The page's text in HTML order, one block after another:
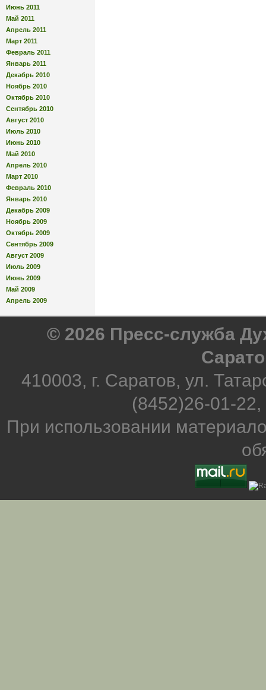
Июнь 2011
Май 2011
Апрель 2011
Март 2011
Февраль 2011
Январь 2011
Декабрь 2010
Ноябрь 2010
Октябрь 2010
Сентябрь 2010
Август 2010
Июль 2010
Июнь 2010
Май 2010
Апрель 2010
Март 2010
Февраль 2010
Январь 2010
Декабрь 2009
Ноябрь 2009
Октябрь 2009
Сентябрь 2009
Август 2009
Июль 2009
Июнь 2009
Май 2009
Апрель 2009
© 2026 Пресс-служба
410003, г. Саратов, ул.
(8452)26-01-
При использовании